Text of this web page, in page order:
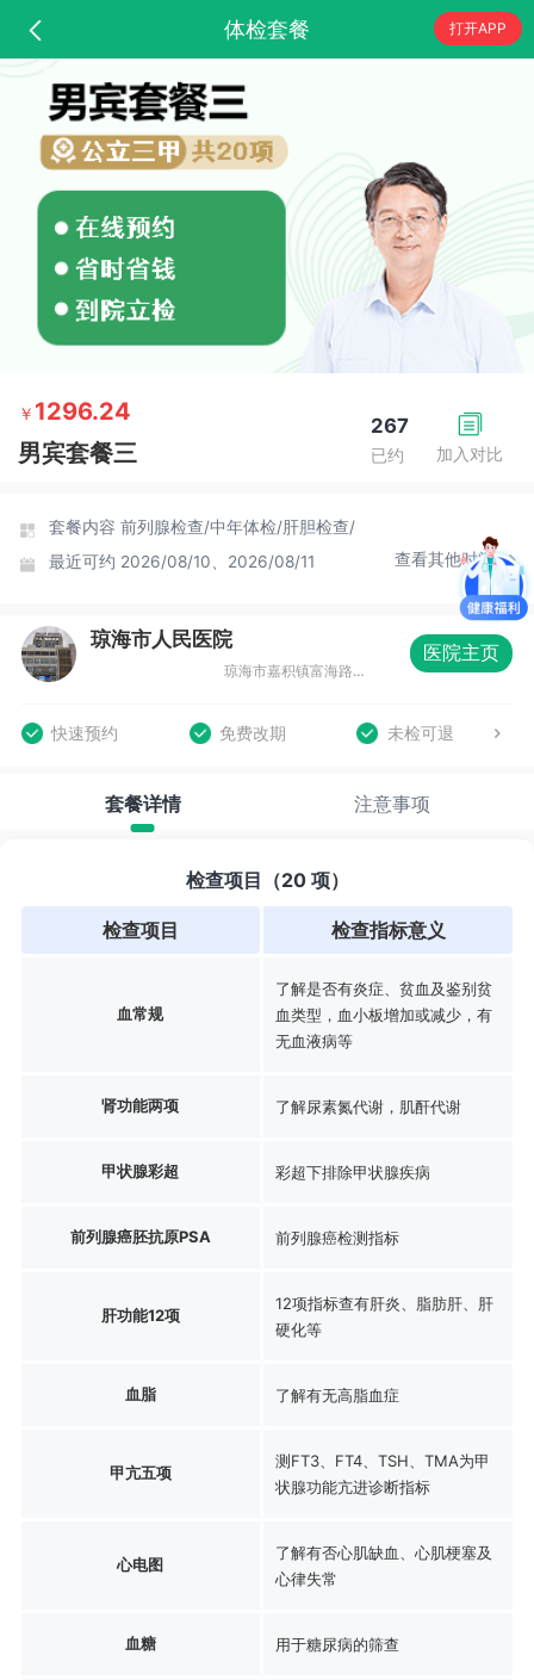
体检套餐 打开APP
加入对比
267
已约
￥ 1296.24
男宾套餐三
套餐内容 前列腺检查/中年体检/肝胆检查/
最近可约 2026/08/10、2026/08/11 查看其他时间
琼海市人民医院
琼海市嘉积镇富海路33号门诊医技楼三楼东侧
医院主页
快速预约 免费改期 未检可退
套餐详情 注意事项
检查项目（20 项）
检查项目 检查指标意义
血常规
了解是否有炎症、贫血及鉴别贫
血类型，血小板增加或减少，有
无血液病等
肾功能两项 了解尿素氮代谢，肌酐代谢
甲状腺彩超 彩超下排除甲状腺疾病
前列腺癌胚抗原PSA 前列腺癌检测指标
肝功能12项
12项指标查有肝炎、脂肪肝、肝
硬化等
血脂 了解有无高脂血症
甲亢五项
测FT3、FT4、TSH、TMA为甲
状腺功能亢进诊断指标
心电图
了解有否心肌缺血、心肌梗塞及
心律失常
血糖 用于糖尿病的筛查